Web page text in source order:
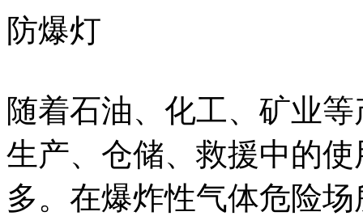
防爆灯
随着石油、化工、矿业
生产、仓储、救援中的
多。在爆炸性气体危险